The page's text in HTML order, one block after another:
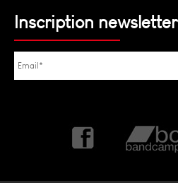
Inscription newsletter